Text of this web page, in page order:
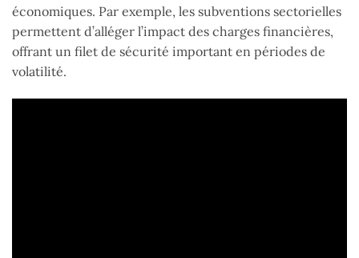
économiques. Par exemple, les subventions sectorielles
permettent d’alléger l’impact des charges financières,
offrant un filet de sécurité important en périodes de
volatilité.